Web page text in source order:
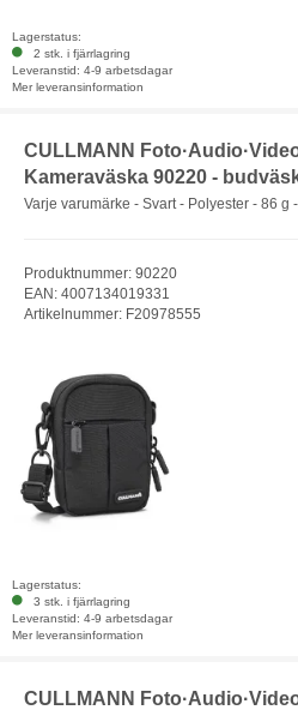
Lagerstatus:
2 stk. i fjärrlagring
Leveranstid: 4-9 arbetsdagar
Mer leveransinformation
CULLMANN
Kameraväska 90220 -
Varje varumärke - Svart - Polyester - 86 g
Produktnummer: 90220
EAN: 4007134019331
Artikelnummer: F20978555
Lagerstatus:
3 stk. i fjärrlagring
Leveranstid: 4-9 arbetsdagar
Mer leveransinformation
CULLMANN